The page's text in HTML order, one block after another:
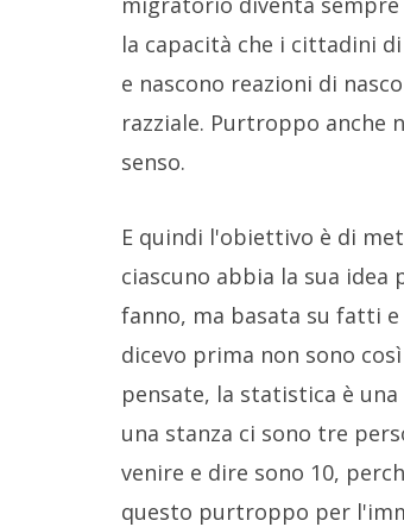
la capacità che i cittadini
e nascono reazioni di
razziale. Purtroppo anche
senso.
E quindi l'obiettivo è di
ciascuno abbia la sua
fanno, ma basata su fatti
dicevo prima non sono
pensate, la statistica è
una stanza ci sono tre
venire e dire sono 10,
questo purtroppo per